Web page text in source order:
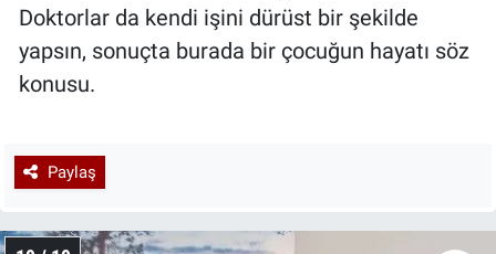
Doktorlar da kendi işini dürüst bir şekilde
yapsın, sonuçta burada bir çocuğun hayatı söz
konusu.
Paylaş